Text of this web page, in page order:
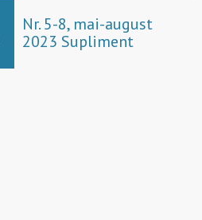
Nr. 5-8, mai-august
2023 Supliment